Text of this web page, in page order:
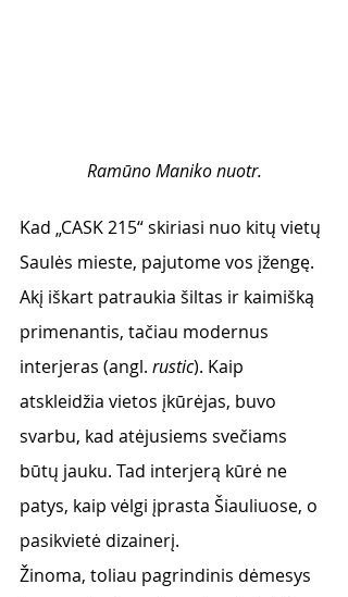
Ramūno Maniko nuotr.
Kad „CASK 215“ skiriasi nuo kitų vietų
Saulės mieste, pajutome vos įžengę.
Akį iškart patraukia šiltas ir kaimišką
primenantis, tačiau modernus
interjeras (angl. rustic). Kaip
atskleidžia vietos įkūrėjas, buvo
svarbu, kad atėjusiems svečiams
būtų jauku. Tad interjerą kūrė ne
patys, kaip vėlgi įprasta Šiauliuose, o
pasikvietė dizainerį.
Žinoma, toliau pagrindinis dėmesys